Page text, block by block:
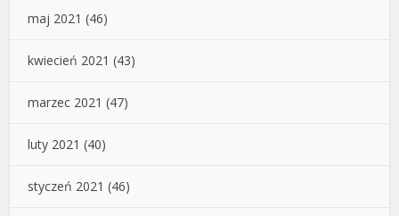
maj 2021 (46)
kwiecień 2021 (43)
marzec 2021 (47)
luty 2021 (40)
styczeń 2021 (46)